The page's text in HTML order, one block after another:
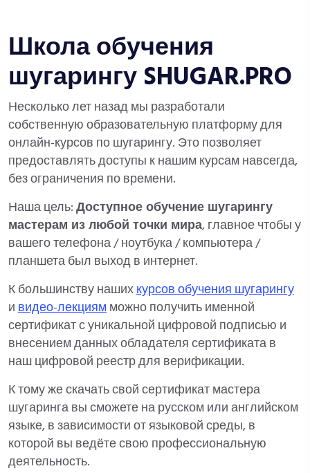
Школа обучения
шугарингу SHUGAR.PRO
Несколько лет назад мы разработали
собственную образовательную платформу для
онлайн-курсов по шугарингу. Это позволяет
предоставлять доступы к нашим курсам навсегда,
без ограничения по времени.
Наша цель:Доступное обучение шугарингу
мастерам из любой точки мира, главное чтобы у
вашего телефона / ноутбука / компьютера /
планшета был выход в интернет.
К большинству нашихкурсов обучения шугарингу
ивидео-лекциямможно получить именной
сертификат с уникальной цифровой подписью и
внесением данных обладателя сертификата в
наш цифровой реестр для верификации.
К тому же скачать свой сертификат мастера
шугаринга вы сможете на русском или английском
языке, в зависимости от языковой среды, в
которой вы ведёте свою профессиональную
деятельность.